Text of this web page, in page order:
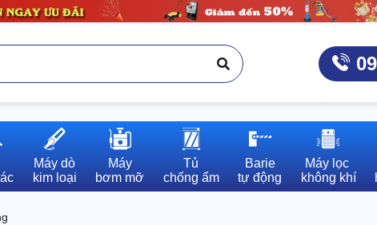
Máy dò
kim loại
Máy
bơm mỡ
Tủ
chống ẩm
Barie
tự động
Máy lọc
không khí